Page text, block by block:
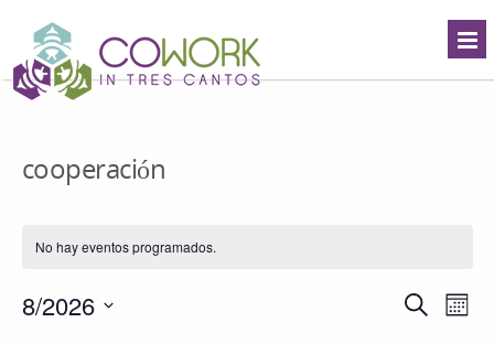
cooperación
No hay eventos programados.
Buscar
de
Mes
8/2026